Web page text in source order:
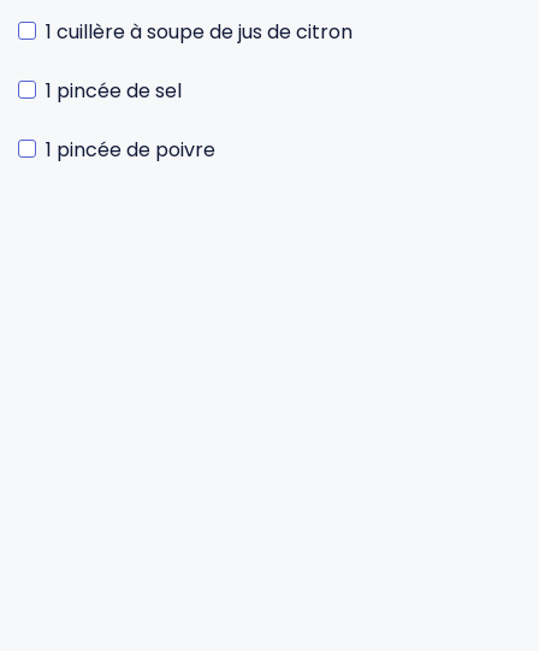
1 cuillère à soupe de jus de citron
1 pincée de sel
1 pincée de poivre